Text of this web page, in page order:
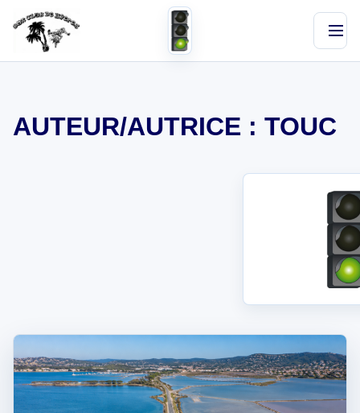
BMXHYERES.COM
Club de BMX Race
AUTEUR/AUTRICE : TOUC